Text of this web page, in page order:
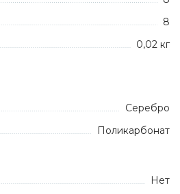
8
0,02 кг
Серебро
Поликарбонат
Нет